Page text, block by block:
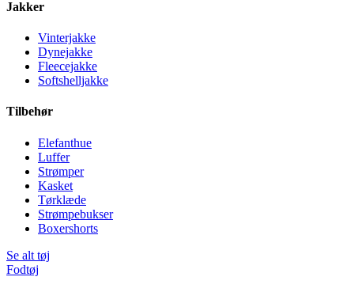
Jakker
Vinterjakke
Dynejakke
Fleecejakke
Softshelljakke
Tilbehør
Elefanthue
Luffer
Strømper
Kasket
Tørklæde
Strømpebukser
Boxershorts
Se alt tøj
Fodtøj